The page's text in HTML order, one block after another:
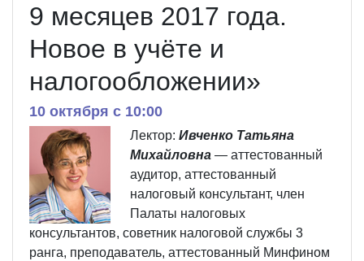
9 месяцев 2017 года.
Новое в учёте и
налогообложении»
10 октября c 10:00
Лектор: Ивченко Татьяна
Михайловна — аттестованный
аудитор, аттестованный
налоговый консультант, член
Палаты налоговых
консультантов, советник налоговой службы 3
ранга, преподаватель, аттестованный Минфином